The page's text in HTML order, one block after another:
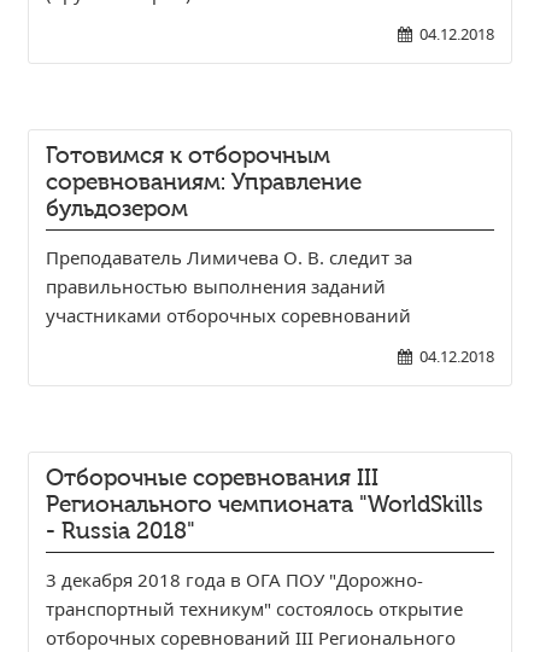
04.12.2018
Готовимся к отборочным
соревнованиям: Управление
бульдозером
Преподаватель Лимичева О. В. следит за
правильностью выполнения заданий
участниками отборочных соревнований
04.12.2018
Отборочные соревнования III
Регионального чемпионата "WorldSkills
- Russia 2018"
3 декабря 2018 года в ОГА ПОУ "Дорожно-
транспортный техникум" состоялось открытие
отборочных соревнований III Регионального